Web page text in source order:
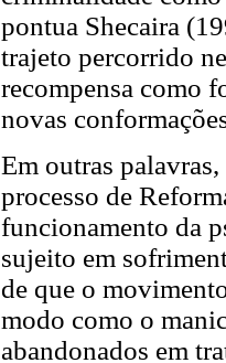
pontua Shecaira
trajeto percorrido
recompensa como
novas
Em outras
processo de
funcionamento da
sujeito em
de que o
modo como o
abandonados em